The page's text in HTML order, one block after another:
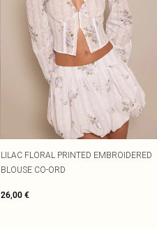
LILAC FLORAL PRINTED EMBROIDERED
BLOUSE CO-ORD
26,00 €